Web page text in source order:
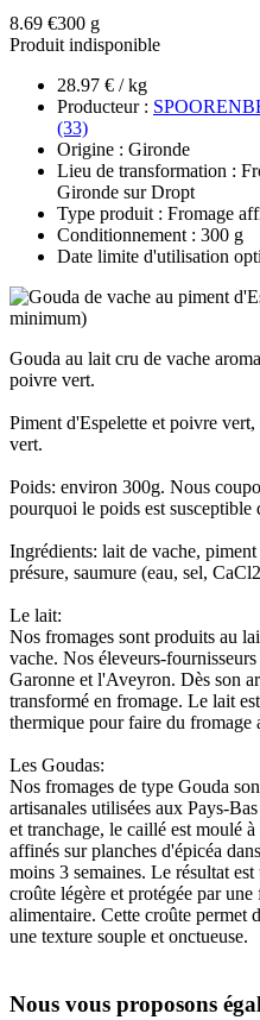
8.69 €300 g
Produit indisponible
28.97 € / kg
Producteur :
(33)
Origine : Gironde
Lieu de transformation :
Gironde sur Dropt
Type produit : Fromage
Conditionnement : 300 g
Date limite d'utilisation
Gouda au lait cru de vache
poivre vert.
Piment d'Espelette et poivre
vert.
Poids: environ 300g. Nous
pourquoi le poids est
Ingrédients: lait de vache,
présure, saumure (eau, sel,
Le lait:
Nos fromages sont produits au
vache. Nos éleveurs-
Garonne et l'Aveyron. Dès son
transformé en fromage. Le lait
thermique pour faire du fromage
Les Goudas:
Nos fromages de type Gouda
artisanales utilisées aux Pays-
et tranchage, le caillé est moulé
affinés sur planches d'épicéa
moins 3 semaines. Le résultat
croûte légère et protégée par
alimentaire. Cette croûte permet
une texture souple et onctueuse.
Nous vous proposons